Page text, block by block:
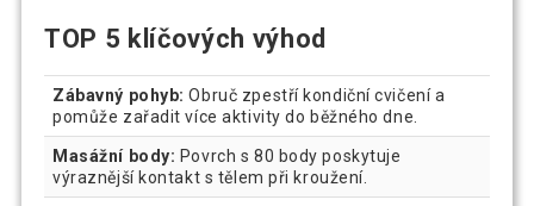
TOP 5 klíčových výhod
Zábavný pohyb: Obruč zpestří kondiční cvičení a
pomůže zařadit více aktivity do běžného dne.
Masážní body: Povrch s 80 body poskytuje
výraznější kontakt s tělem při kroužení.